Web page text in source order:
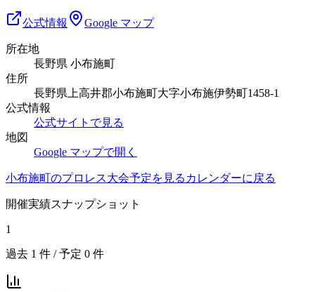
公式情報 Google マップ
所在地
長野県 小布施町
住所
長野県上高井郡小布施町大字小布施伊勢町1458-1
公式情報
公式サイトで見る
地図
Google マップで開く
小布施町のプロレス大会予定を見る カレンダーに戻る
開催実績スナップショット
1
過去 1 件 / 予定 0 件